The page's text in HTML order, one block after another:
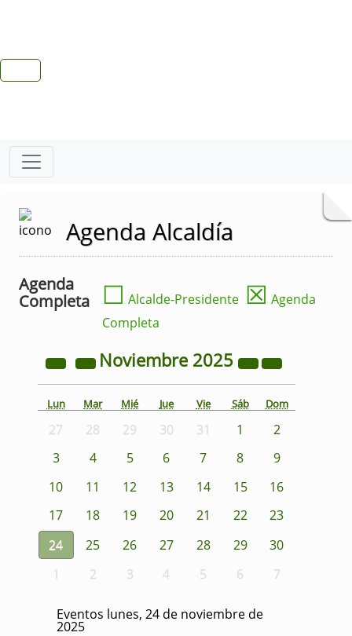
Agenda Alcaldía
Agenda
Completa
☐ Alcalde-Presidente ☒ Agenda
Completa
Noviembre 2025
Lun Mar Mié Jue Vie Sáb Dom
27 28 29 30 31 1
2
3
4 5 6 7 8
9
10
11 12 13 14 15
16
17
18 19 20 21 22
23
24
25 26 27 28 29
30
1
2 3 4 5 6 7
Eventos lunes, 24 de noviembre de
2025